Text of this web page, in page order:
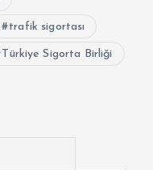
trafik sigortası
Türkiye Sigorta Birliği